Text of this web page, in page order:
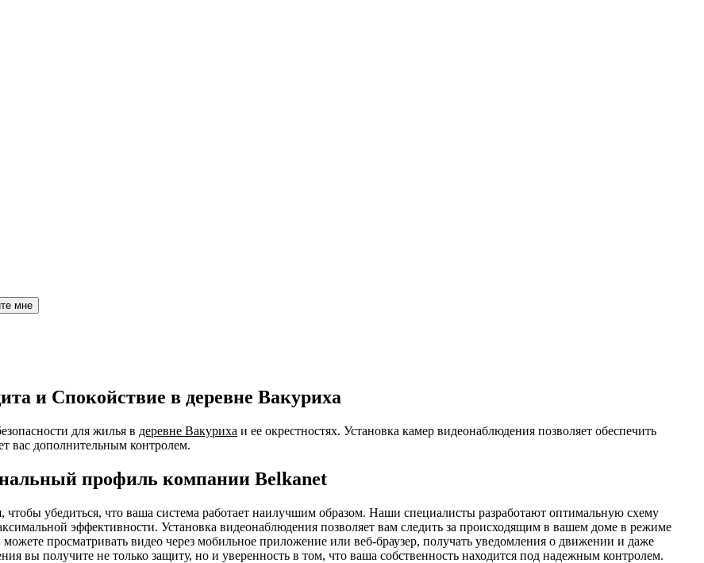
мне
и Спокойствие в деревне Вакуриха
для жилья в деревне Вакуриха и ее окрестностях. Установка камер видеонаблюдения позволяет обеспечить
вас дополнительным контролем.
профиль компании Belkanet
чтобы убедиться, что ваша система работает наилучшим образом. Наши специалисты разработают оптимальную схему
эффективности. Установка видеонаблюдения позволяет вам следить за происходящим в вашем доме в режиме
просматривать видео через мобильное приложение или веб-браузер, получать уведомления о движении и даже
вы получите не только защиту, но и уверенность в том, что ваша собственность находится под надежным контролем.